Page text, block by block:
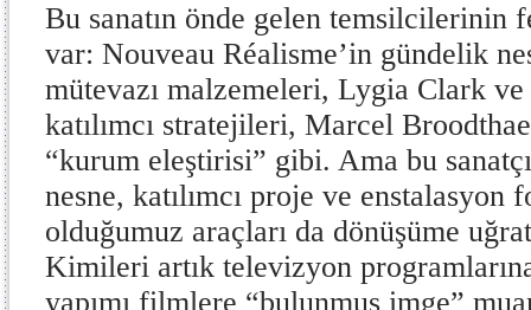
Bu sanatın önde gelen temsilcilerinin
var: Nouveau Réalisme’in gündelik
mütevazı malzemeleri, Lygia Clark
katılımcı stratejileri, Marcel
“kurum eleştirisi” gibi. Ama bu
nesne, katılımcı proje ve enstalasyon
olduğumuz araçları da dönüşüme
Kimileri artık televizyon
yapımı filmlere “bulunmuş imge”